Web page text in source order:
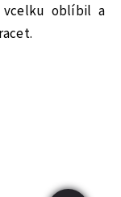
vcelku oblíbil a